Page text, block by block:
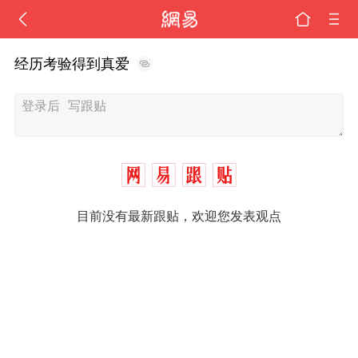
经历考验得到真爱
目前没有最新跟贴，欢迎您发表观点